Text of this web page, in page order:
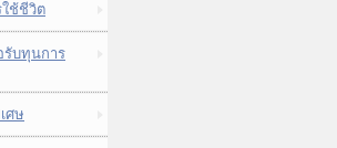
ช้ชีวิต
รับทุนการ
ศษ